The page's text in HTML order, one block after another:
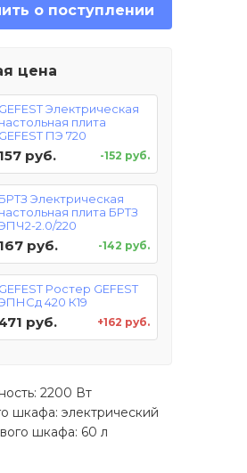
о поступлении
цена
GEFEST Электрическая
настольная плита
GEFEST ПЭ 720
157 руб. -152 руб.
БРТЗ Электрическая
настольная плита БРТЗ
2.0/220
167 руб. -142 руб.
GEFEST Ростер GEFEST
420 К19
руб. +162 руб.
2200 Вт
шкафа: электрический
шкафа: 60 л